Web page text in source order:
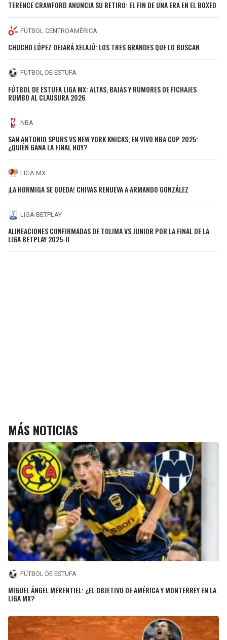
TERENCE CRAWFORD ANUNCIA SU RETIRO: EL FIN DE UNA ERA EN EL BOXEO
FÚTBOL CENTROAMÉRICA
CHUCHO LÓPEZ DEJARÁ XELAJÚ: LOS TRES GRANDES QUE LO BUSCAN
FÚTBOL DE ESTUFA
FÚTBOL DE ESTUFA LIGA MX: ALTAS, BAJAS Y RUMORES DE FICHAJES
RUMBO AL CLAUSURA 2026
NBA
SAN ANTONIO SPURS VS NEW YORK KNICKS, EN VIVO NBA CUP 2025:
¿QUIÉN GANA LA FINAL HOY?
LIGA MX
¡LA HORMIGA SE QUEDA! CHIVAS RENUEVA A ARMANDO GONZÁLEZ
LIGA BETPLAY
ALINEACIONES CONFIRMADAS DE TOLIMA VS JUNIOR POR LA FINAL DE LA
LIGA BETPLAY 2025-II
MÁS NOTICIAS
FÚTBOL DE ESTUFA
MIGUEL ÁNGEL MERENTIEL: ¿EL OBJETIVO DE AMÉRICA Y MONTERREY EN LA
LIGA MX?